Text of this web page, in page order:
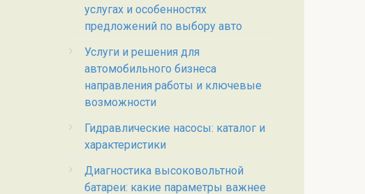
услугах и особенностях
предложений по выбору авто
Услуги и решения для
автомобильного бизнеса
направления работы и ключевые
возможности
Гидравлические насосы: каталог и
характеристики
Диагностика высоковольтной
батареи: какие параметры важнее